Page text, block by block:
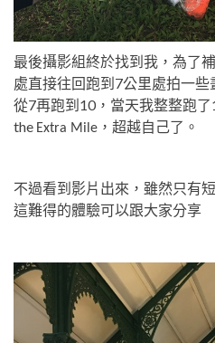
最後攝影組終於找到我，為了
處直接往回跑到7公里處拍一
從7再跑到10，當天我整整跑
the Extra Mile，超越自己了。
不過看到影片出來，雖然只有
這難得的體驗可以跟大家分享